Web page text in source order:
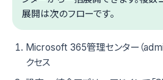
展開は次のフローです。
Microsoft 365管理センター（
クセス